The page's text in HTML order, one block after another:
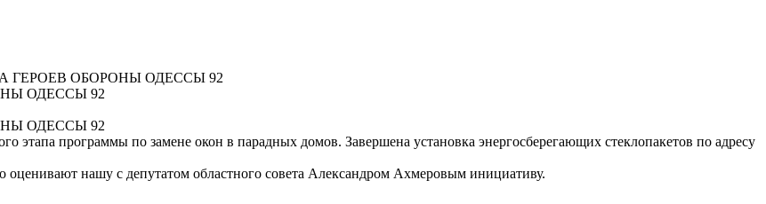
ОБОРОНЫ ОДЕССЫ 92
ОДЕССЫ 92
ОДЕССЫ 92
этапа программы по замене окон в парадных домов. Завершена установка энергосберегающих стеклопакетов по адресу
нашу с депутатом областного совета Александром Ахмеровым инициативу.